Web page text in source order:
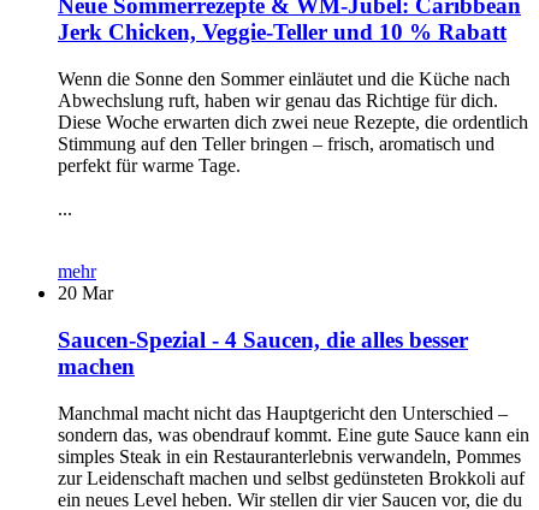
Neue Sommerrezepte & WM-Jubel: Caribbean
Jerk Chicken, Veggie-Teller und 10 % Rabatt
Wenn die Sonne den Sommer einläutet und die Küche nach
Abwechslung ruft, haben wir genau das Richtige für dich.
Diese Woche erwarten dich zwei neue Rezepte, die ordentlich
Stimmung auf den Teller bringen – frisch, aromatisch und
perfekt für warme Tage.
...
mehr
20 Mar
Saucen-Spezial - 4 Saucen, die alles besser
machen
Manchmal macht nicht das Hauptgericht den Unterschied –
sondern das, was obendrauf kommt. Eine gute Sauce kann ein
simples Steak in ein Restauranterlebnis verwandeln, Pommes
zur Leidenschaft machen und selbst gedünsteten Brokkoli auf
ein neues Level heben. Wir stellen dir vier Saucen vor, die du